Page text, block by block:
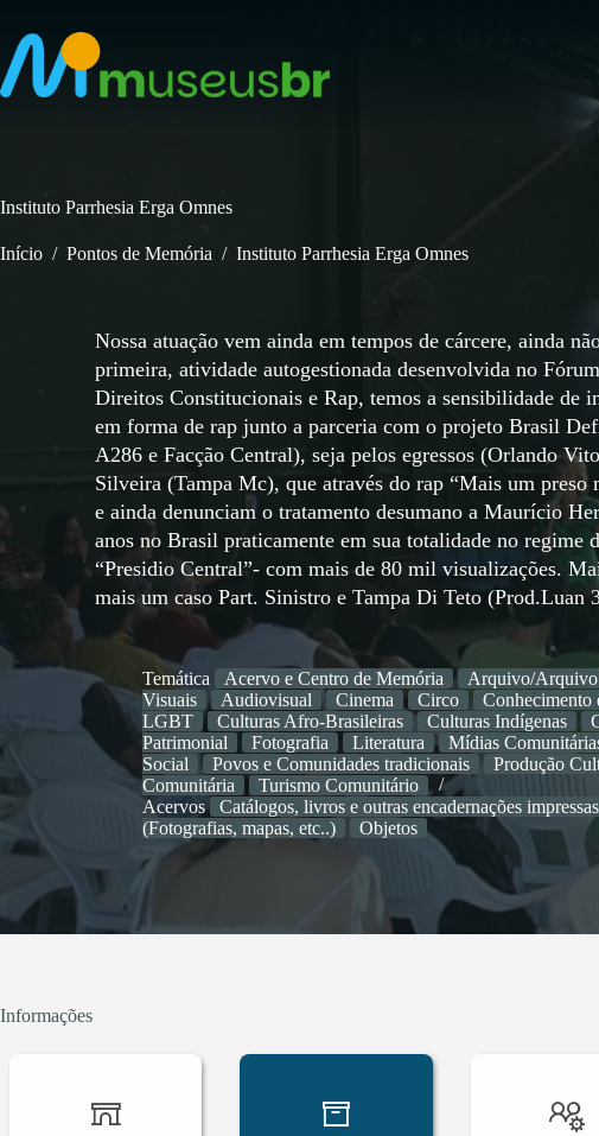
para
conteúdo
Instituto Parrhesia Erga Omnes
Início / Pontos de Memória / Instituto Parrhesia Erga Omnes
Nossa atuação vem ainda em tempos de cárcere, ainda
primeira, atividade autogestionada desenvolvida no
Direitos Constitucionais e Rap, temos a sensibilidade de
em forma de rap junto a parceria com o projeto Brasil
A286 e Facção Central), seja pelos egressos (Orlando
Silveira (Tampa Mc), que através do rap “Mais um
e ainda denunciam o tratamento desumano a Maurício
anos no Brasil praticamente em sua totalidade no
“Presidio Central”- com mais de 80 mil visualizações.
mais um caso Part. Sinistro e Tampa Di Teto (Prod.Luan
Temática Acervo e Centro de Memória Arquivo/
Visuais
Audiovisual Cinema Circo Conhecimento
LGBT
Culturas Afro-Brasileiras Culturas Indígenas
Patrimonial
Fotografia Literatura Mídias
Social
Povos e Comunidades tradicionais Produção
Comunitária
Turismo Comunitário
Acervos
Catálogos, livros e outras encadernações impressas
(Fotografias, mapas, etc..)
Objetos
Informações